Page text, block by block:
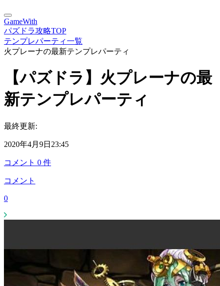
GameWith
パズドラ攻略TOP
テンプレパーティ一覧
火プレーナの最新テンプレパーティ
【パズドラ】火プレーナの最
新テンプレパーティ
最終更新:
2020年4月9日23:45
コメント 0 件
コメント
0